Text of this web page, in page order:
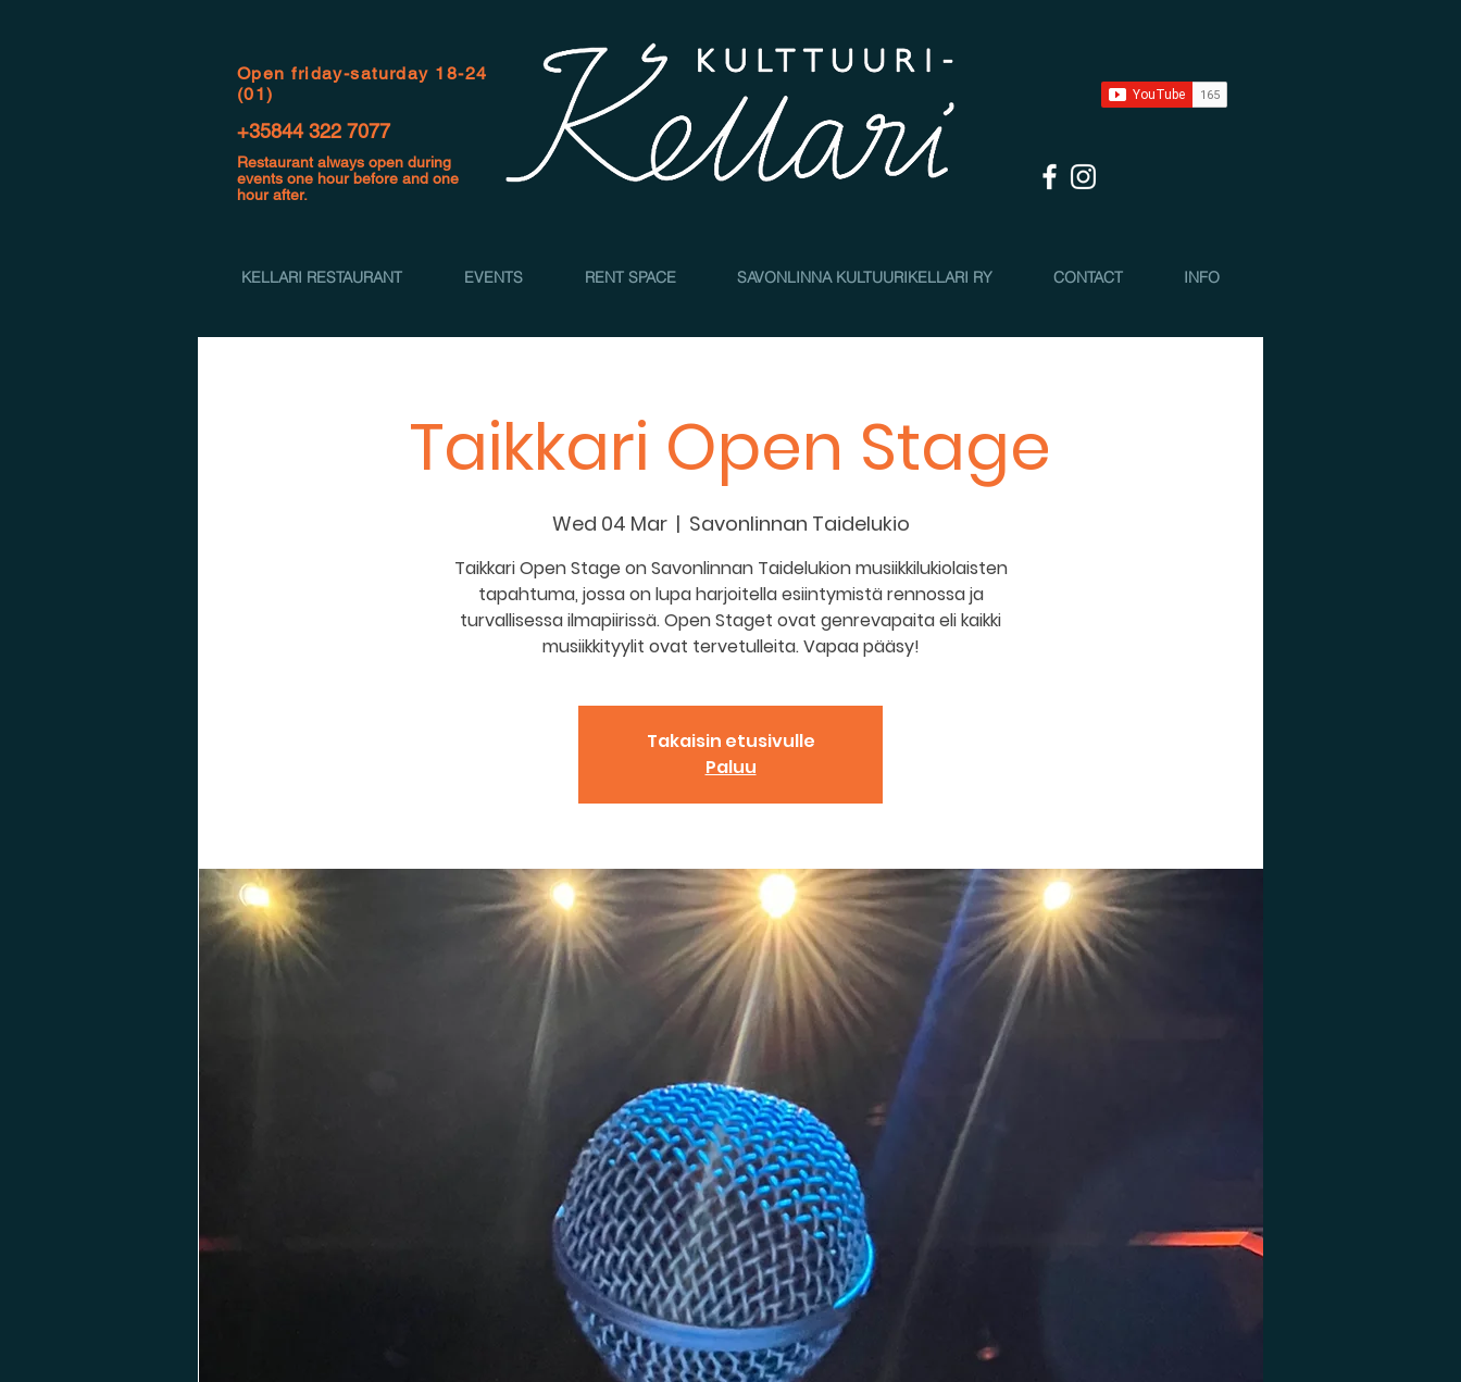
Open friday-saturday 18-24
(01)
+35844 322 7077
Restaurant always open during
events one hour before and one
hour after.
KELLARI RESTAURANT EVENTS RENT SPACE SAVONLINNA KULTUURIKELLARI RY CONTACT INFO
Taikkari Open Stage
Wed 04 Mar
  |
Savonlinnan Taidelukio
Taikkari Open Stage on Savonlinnan Taidelukion musiikkilukiolaisten
tapahtuma, jossa on lupa harjoitella esiintymistä rennossa ja
turvallisessa ilmapiirissä. Open Staget ovat genrevapaita eli kaikki
musiikkityylit ovat tervetulleita. Vapaa pääsy!
Takaisin etusivulle
Paluu